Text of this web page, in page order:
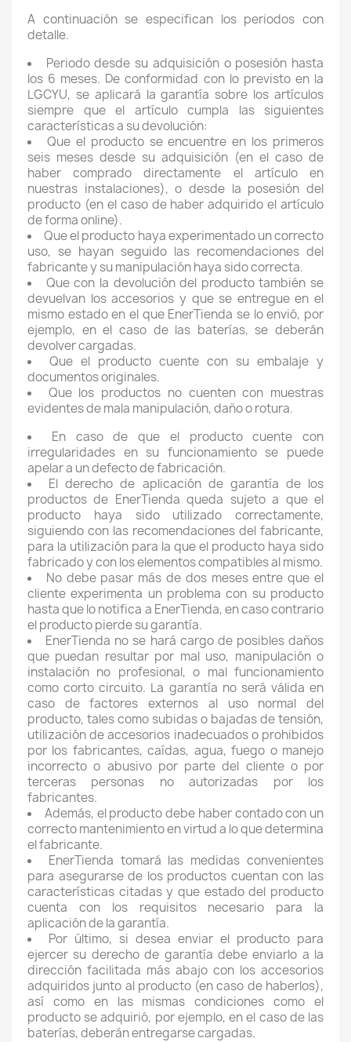
A continuación se especifican los periodos con
detalle.
Periodo desde su adquisición o posesión hasta
los 6 meses. De conformidad con lo previsto en la
LGCYU, se aplicará la garantía sobre los artículos
siempre que el artículo cumpla las siguientes
características a su devolución:
Que el producto se encuentre en los primeros
seis meses desde su adquisición (en el caso de
haber comprado directamente el artículo en
nuestras instalaciones), o desde la posesión del
producto (en el caso de haber adquirido el artículo
de forma online).
Que el producto haya experimentado un correcto
uso, se hayan seguido las recomendaciones del
fabricante y su manipulación haya sido correcta.
Que con la devolución del producto también se
devuelvan los accesorios y que se entregue en el
mismo estado en el que EnerTienda se lo envió, por
ejemplo, en el caso de las baterías, se deberán
devolver cargadas.
Que el producto cuente con su embalaje y
documentos originales.
Que los productos no cuenten con muestras
evidentes de mala manipulación, daño o rotura.
En caso de que el producto cuente con
irregularidades en su funcionamiento se puede
apelar a un defecto de fabricación.
El derecho de aplicación de garantía de los
productos de EnerTienda queda sujeto a que el
producto haya sido utilizado correctamente,
siguiendo con las recomendaciones del fabricante,
para la utilización para la que el producto haya sido
fabricado y con los elementos compatibles al mismo.
No debe pasar más de dos meses entre que el
cliente experimenta un problema con su producto
hasta que lo notifica a EnerTienda, en caso contrario
el producto pierde su garantía.
EnerTienda no se hará cargo de posibles daños
que puedan resultar por mal uso, manipulación o
instalación no profesional, o mal funcionamiento
como corto circuito. La garantía no será válida en
caso de factores externos al uso normal del
producto, tales como subidas o bajadas de tensión,
utilización de accesorios inadecuados o prohibidos
por los fabricantes, caídas, agua, fuego o manejo
incorrecto o abusivo por parte del cliente o por
terceras personas no autorizadas por los
fabricantes.
Además, el producto debe haber contado con un
correcto mantenimiento en virtud a lo que determina
el fabricante.
EnerTienda tomará las medidas convenientes
para asegurarse de los productos cuentan con las
características citadas y que estado del producto
cuenta con los requisitos necesario para la
aplicación de la garantía.
Por último, si desea enviar el producto para
ejercer su derecho de garantía debe enviarlo a la
dirección facilitada más abajo con los accesorios
adquiridos junto al producto (en caso de haberlos),
así como en las mismas condiciones como el
producto se adquirió, por ejemplo, en el caso de las
baterías, deberán entregarse cargadas.